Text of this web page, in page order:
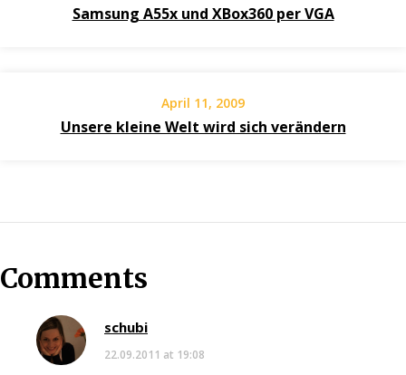
Samsung A55x und XBox360 per VGA
April 11, 2009
Unsere kleine Welt wird sich verändern
Comments
schubi
22.09.2011 at 19:08